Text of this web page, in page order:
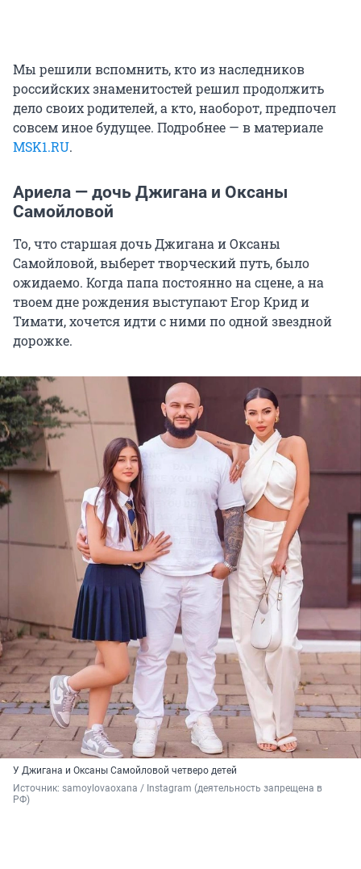
Мы решили вспомнить, кто из наследников
российских знаменитостей решил продолжить
дело своих родителей, а кто, наоборот, предпочел
совсем иное будущее. Подробнее — в материале
MSK1.RU.
Ариела — дочь Джигана и Оксаны
Самойловой
То, что старшая дочь Джигана и Оксаны
Самойловой, выберет творческий путь, было
ожидаемо. Когда папа постоянно на сцене, а на
твоем дне рождения выступают Егор Крид и
Тимати, хочется идти с ними по одной звездной
дорожке.
У Джигана и Оксаны Самойловой четверо детей
Источник: samoylovaoxana / Instagram (деятельность запрещена в
РФ)